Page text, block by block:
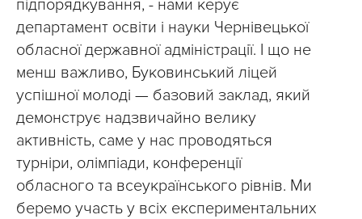
підпорядкування, - нами керує
департамент освіти і науки Чернівецької
обласної державної адміністрації. І що не
менш важливо, Буковинський ліцей
успішної молоді — базовий заклад, який
демонструє надзвичайно велику
активність, саме у нас проводяться
турніри, олімпіади, конференції
обласного та всеукраїнського рівнів. Ми
беремо участь у всіх експериментальних